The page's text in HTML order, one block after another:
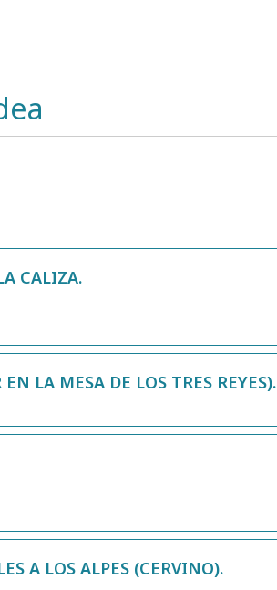
CALIZA.
LA MESA DE LOS TRES REYES).
A LOS ALPES (CERVINO).